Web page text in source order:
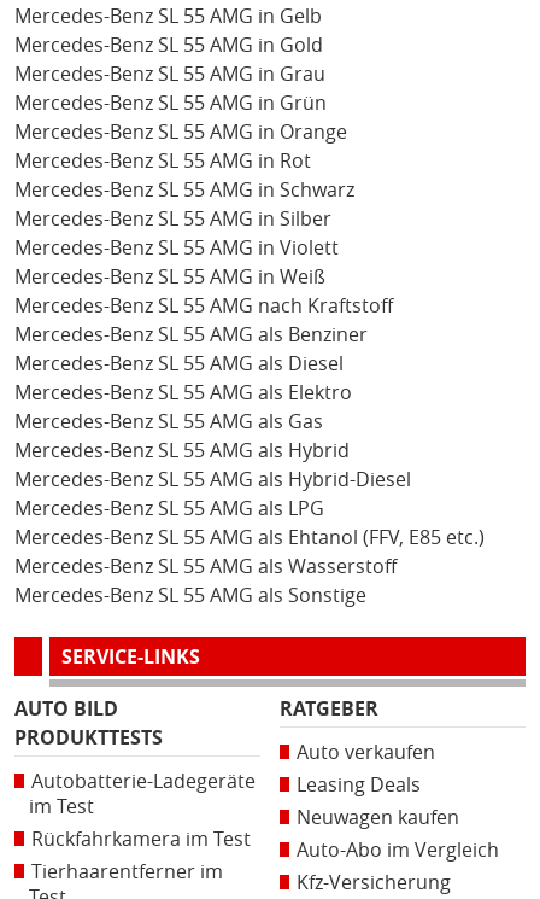
Mercedes-Benz SL 55 AMG in Gelb
Mercedes-Benz SL 55 AMG in Gold
Mercedes-Benz SL 55 AMG in Grau
Mercedes-Benz SL 55 AMG in Grün
Mercedes-Benz SL 55 AMG in Orange
Mercedes-Benz SL 55 AMG in Rot
Mercedes-Benz SL 55 AMG in Schwarz
Mercedes-Benz SL 55 AMG in Silber
Mercedes-Benz SL 55 AMG in Violett
Mercedes-Benz SL 55 AMG in Weiß
Mercedes-Benz SL 55 AMG nach Kraftstoff
Mercedes-Benz SL 55 AMG als Benziner
Mercedes-Benz SL 55 AMG als Diesel
Mercedes-Benz SL 55 AMG als Elektro
Mercedes-Benz SL 55 AMG als Gas
Mercedes-Benz SL 55 AMG als Hybrid
Mercedes-Benz SL 55 AMG als Hybrid-Diesel
Mercedes-Benz SL 55 AMG als LPG
Mercedes-Benz SL 55 AMG als Ehtanol (FFV, E85 etc.)
Mercedes-Benz SL 55 AMG als Wasserstoff
Mercedes-Benz SL 55 AMG als Sonstige
SERVICE-LINKS
AUTO BILD
PRODUKTTESTS
Autobatterie-Ladegeräte
im Test
Rückfahrkamera im Test
Tierhaarentferner im
RATGEBER
Auto verkaufen
Leasing Deals
Neuwagen kaufen
Auto-Abo im Vergleich
Kfz-Versicherung